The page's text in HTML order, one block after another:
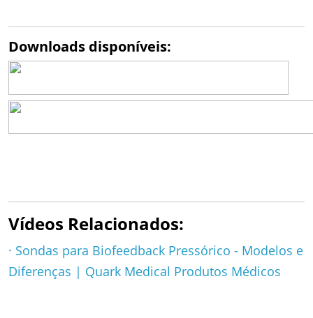
Downloads disponíveis:
Vídeos Relacionados:
· Sondas para Biofeedback Pressórico - Modelos e
Diferenças | Quark Medical Produtos Médicos